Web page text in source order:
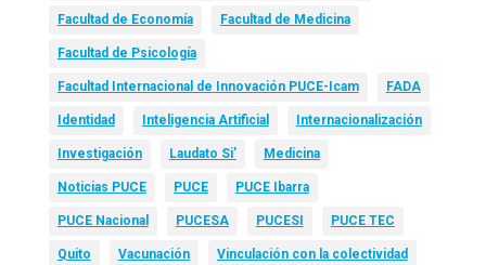
Facultad de Economía Facultad de Medicina
Facultad de Psicología
Facultad Internacional de Innovación PUCE-Icam FADA
Identidad Inteligencia Artificial Internacionalización
Investigación Laudato Si’ Medicina
Noticias PUCE PUCE PUCE Ibarra
PUCE Nacional PUCESA PUCESI PUCE TEC
Quito Vacunación Vinculación con la colectividad